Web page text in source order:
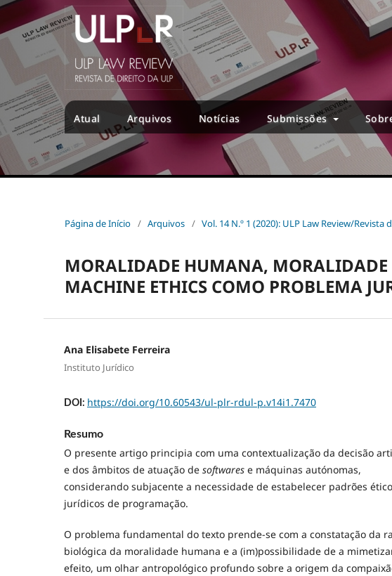
Atual Arquivos Notícias Submissões
Página de Início / Arquivos / Vol. 14 N.º 1 (2020): ULP Law Review/Revista
MORALIDADE HUMANA,
MACHINE ETHICS COMO PROBLEMA
Ana Elisabete Ferreira
Instituto Jurídico
DOI: https://doi.org/10.60543/ul-plr-rdul-p.v14i1.7470
Resumo
O presente artigo principia com uma contextualização da decisão
e dos âmbitos de atuação de softwares e máquinas autónomas,
considerando subjacente a necessidade de estabelecer padrões
jurídicos de programação.
O problema fundamental do texto prende-se com a constatação da
biológica da moralidade humana e a (im)possibilidade de a
efeito, um olhar antropológico profundo sobre a origem da